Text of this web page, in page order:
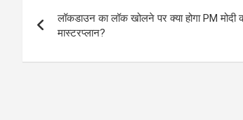
navigation
लॉकडाउन का लॉक खोलने पर क्या होगा PM मोदी
मास्टरप्लान?